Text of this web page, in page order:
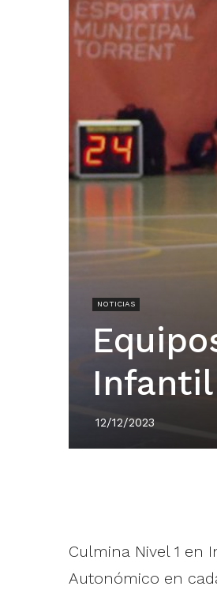
NOTICIAS
12/12/2023
Culmina Nivel 1 en
Autonómico en